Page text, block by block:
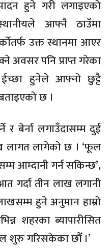
हुने गरी लगाइएको
आफ्नै ठाउँमा
उक्त स्थानमा आएर
अवसर पनि प्राप्त गरेका
हुनेले आफ्नो छुट्टै
छ ।
र बेर्ना लगाउँदासम्म दुई
लागत लागेको छ । ‘फूल
आम्दानी गर्न सकिन्छ’,
गर्दा तीन लाख लगानी
हुने अनुमान हाम्रो
शहरका ब्यापारीसित
शुरु गरिसकेका छौँ ।’